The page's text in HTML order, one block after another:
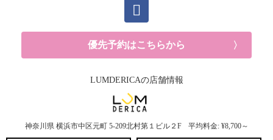
30代におすすめメニュー (6記事)
優先予約はこちらから
LUMDERICAの店舗情報
神奈川県 横浜市中区元町 5-209北村第１ビル２F 平均料金: ¥8,700～